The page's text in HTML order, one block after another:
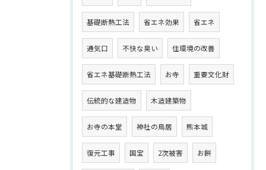
基礎断熱工法 省エネ効果 省エネ
通気口 不快な臭い 住環境の改善
省エネ基礎断熱工法 お寺 重要文化財
伝統的な建造物 木造建築物
お寺の本堂 神社の鳥居 熊本城
復元工事 国宝 2次被害 お餅